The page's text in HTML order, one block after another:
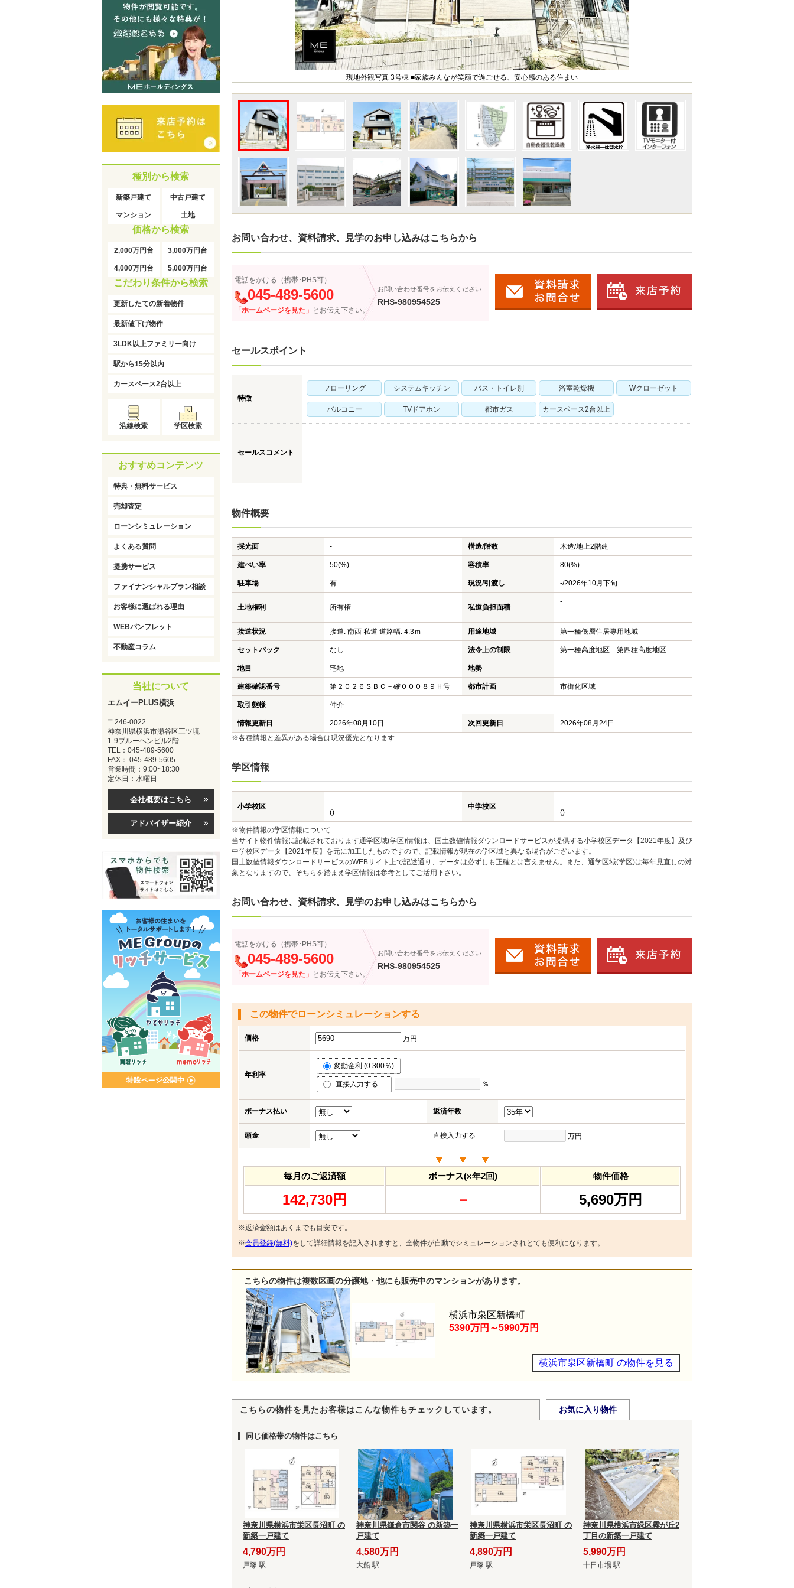
現地外観写真 3号棟 ■家族みんなが笑顔で過ごせる、安心感のある住まい
お問い合わせ、資料請求、見学のお申し込みはこちらから
電話をかける（携帯･PHS可）
045-489-5600
「ホームページを見た」 とお伝え下さい。
お問い合わせ番号をお伝えください
RHS-980954525
セールスポイント
特徴
フローリング システムキッチン バス・トイレ別 浴室乾燥機 Wクローゼット
バルコニー TVドアホン 都市ガス カースペース2台以上
セールスコメント
物件概要
採光面 - 構造/階数 木造/地上2階建
建ぺい率 50(%) 容積率 80(%)
駐車場 有 現況/引渡し -/2026年10月下旬
土地権利 所有権 私道負担面積
-
接道状況 接道: 南西 私道 道路幅: 4.3ｍ 用途地域 第一種低層住居専用地域
セットバック なし 法令上の制限 第一種高度地区 第四種高度地区
地目 宅地 地勢
建築確認番号 第２０２６ＳＢＣ－確０００８９Ｈ号 都市計画 市街化区域
取引態様 仲介
情報更新日 2026年08月10日 次回更新日
2026年08月24日
※各種情報と差異がある場合は現況優先となります
学区情報
小学校区
()
中学校区
()
※物件情報の学区情報について
当サイト物件情報に記載されております通学区域(学区)情報は、国土数値情報ダウンロードサービスが提供する小学校区データ【2021年度】及び
中学校区データ【2021年度】を元に加工したものですので、記載情報が現在の学区域と異なる場合がございます。
国土数値情報ダウンロードサービスのWEBサイト上で記述通り、データは必ずしも正確とは言えません。また、通学区域(学区)は毎年見直しの対
象となりますので、そちらを踏まえ学区情報は参考としてご活用下さい。
お問い合わせ、資料請求、見学のお申し込みはこちらから
電話をかける（携帯･PHS可）
045-489-5600
「ホームページを見た」 とお伝え下さい。
お問い合わせ番号をお伝えください
RHS-980954525
この物件でローンシミュレーションする
価格 万円
年利率
変動金利 (0.300％)
直接入力する ％
ボーナス払い 返済年数
頭金 直接入力する 万円
毎月のご返済額
142,730円
ボーナス(×年2回)
－
物件価格
5,690万円
※返済金額はあくまでも目安です。
※会員登録(無料)をして詳細情報を記入されますと、全物件が自動でシミュレーションされとても便利になります。
こちらの物件は複数区画の分譲地・他にも販売中のマンションがあります。
横浜市泉区新橋町 の物件を見る
横浜市泉区新橋町
5390万円～5990万円
こちらの物件を見たお客様はこんな物件もチェックしています。 お気に入り物件
同じ価格帯の物件はこちら
神奈川県横浜市栄区長沼町 の
新築一戸建て
4,790万円
戸塚 駅
神奈川県鎌倉市関谷 の新築一
戸建て
4,580万円
大船 駅
神奈川県横浜市栄区長沼町 の
新築一戸建て
4,890万円
戸塚 駅
神奈川県横浜市緑区霧が丘2
丁目の新築一戸建て
5,990万円
十日市場 駅
種別から検索
新築戸建て 中古戸建て
マンション 土地
価格から検索
2,000万円台 3,000万円台
4,000万円台 5,000万円台
こだわり条件から検索
更新したての新着物件
最新値下げ物件
3LDK以上ファミリー向け
駅から15分以内
カースペース2台以上
沿線検索 学区検索
おすすめコンテンツ
特典・無料サービス
売却査定
ローンシミュレーション
よくある質問
提携サービス
ファイナンシャルプラン相談
お客様に選ばれる理由
WEBパンフレット
不動産コラム
当社について
エムイーPLUS横浜
〒246-0022
神奈川県横浜市瀬谷区三ツ境
1-9ブルーヘンビル2階
TEL：045-489-5600
FAX： 045-489-5605
営業時間：9:00~18:30
定休日：水曜日
会社概要はこちら
アドバイザー紹介